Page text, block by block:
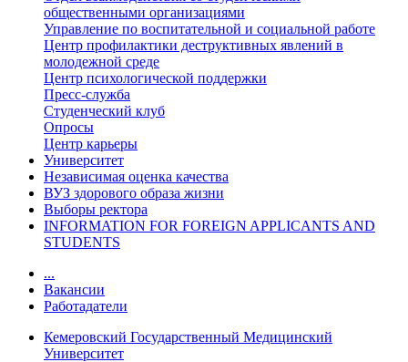
общественными организациями
Управление по воспитательной и социальной работе
Центр профилактики деструктивных явлений в
молодежной среде
Центр психологической поддержки
Пресс-служба
Студенческий клуб
Опросы
Центр карьеры
Университет
Независимая оценка качества
ВУЗ здорового образа жизни
Выборы ректора
INFORMATION FOR FOREIGN APPLICANTS AND
STUDENTS
...
Вакансии
Работадатели
Кемеровский Государственный Медицинский
Университет